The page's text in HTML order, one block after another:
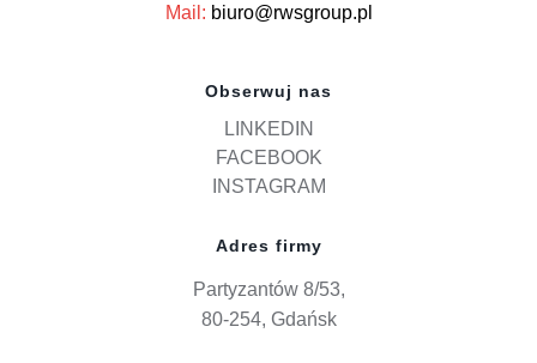
Mail: biuro@rwsgroup.pl
Obserwuj nas
LINKEDIN
FACEBOOK
INSTAGRAM
Adres firmy
Partyzantów 8/53,
80-254, Gdańsk